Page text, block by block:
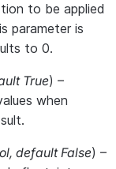
to be applied
parameter is
to 0.
True) –
when
, default False) –